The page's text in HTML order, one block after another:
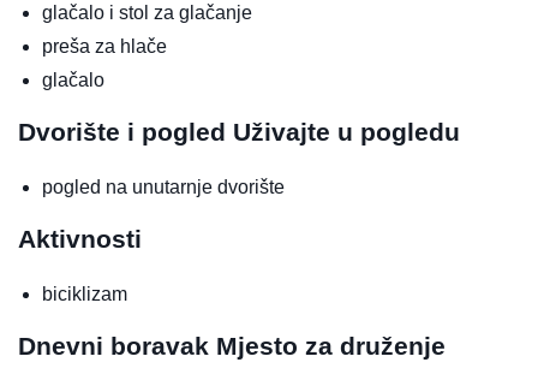
glačalo i stol za glačanje
preša za hlače
glačalo
Dvorište i pogled Uživajte u pogledu
pogled na unutarnje dvorište
Aktivnosti
biciklizam
Dnevni boravak Mjesto za druženje